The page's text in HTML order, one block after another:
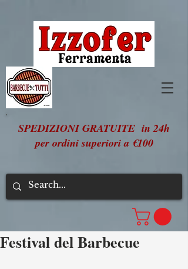
SPEDIZIONI GRATUITE in 24h
per ordini superiori a €100
Festival del Barbecue